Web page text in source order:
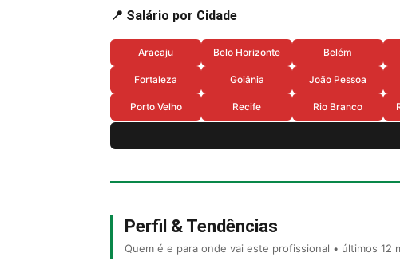
📍 Salário por Cidade
Aracaju Belo Horizonte Belém
Fortaleza Goiânia João Pessoa
Porto Velho Recife Rio Branco
Perfil & Tendências
Quem é e para onde vai este profissional • últimos 12